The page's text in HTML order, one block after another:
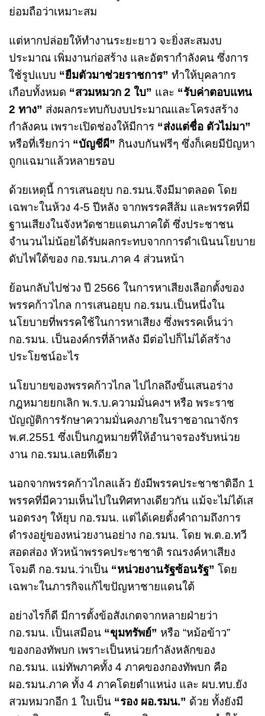
ย่อมถือว่าเหมาะสม
แต่หากปล่อยให้ทำงานระยะยาว จะยิ่งสะสมงบ
ประมาณ เพิ่มงานก่อสร้าง และอัตรากำลังคน ซึ่งการ
ใช้รูปแบบ “ยืมตัวมาช่วยราชการ” ทำให้บุคลากร
เกือบทั้งหมด “สวมหมวก 2 ใบ” และ “รับค่าตอบแทน
2 ทาง” ส่งผลกระทบกับงบประมาณและโครงสร้าง
กำลังคน เพราะเปิดช่องให้มีการ “ส่งแต่ชื่อ ตัวไม่มา”
หรือที่เรียกว่า “บัญชีผี” กินงบกันฟรีๆ ซึ่งก็เคยมีปัญหา
ถูกแฉมาแล้วหลายรอบ
ด้วยเหตุนี้ การเสนอยุบ กอ.รมน.จึงมีมาตลอด โดย
เฉพาะในห้วง 4-5 ปีหลัง จากพรรคสีส้ม และพรรคที่มี
ฐานเสียงในจังหวัดชายแดนภาคใต้ ซึ่งประชาชน
จำนวนไม่น้อยได้รับผลกระทบจากการดำเนินนโยบาย
ดับไฟใต้ของ กอ.รมน.ภาค 4 ส่วนหน้า
ย้อนกลับไปช่วง ปี 2566 ในการหาเสียงเลือกตั้งของ
พรรคก้าวไกล การเสนอยุบ กอ.รมน.เป็นหนึ่งใน
นโยบายที่พรรคใช้ในการหาเสียง ซึ่งพรรคเห็นว่า
กอ.รมน. เป็นองค์กรที่ล้าหลัง มีต่อไปก็ไม่ได้สร้าง
ประโยชน์อะไร
นโยบายของพรรคก้าวไกล ไปไกลถึงขั้นเสนอร่าง
กฎหมายยกเลิก พ.ร.บ.ความมั่นคงฯ หรือ พระราช
บัญญัติการรักษาความมั่นคงภายในราชอาณาจักร
พ.ศ.2551 ซึ่งเป็นกฎหมายที่ให้อำนาจรองรับหน่วย
งาน กอ.รมน.เลยทีเดียว
นอกจากพรรคก้าวไกลแล้ว ยังมีพรรคประชาชาติอีก 1
พรรคที่มีความเห็นไปในทิศทางเดียวกัน แม้จะไม่ได้เส
นอตรงๆ ให้ยุบ กอ.รมน. แต่ได้เคยตั้งคำถามถึงการ
ดำรงอยู่ของหน่วยงานอย่าง กอ.รมน. โดย พ.ต.อ.ทวี
สอดส่อง หัวหน้าพรรคประชาชาติ รณรงค์หาเสียง
โจมตี กอ.รมน.ว่าเป็น “หน่วยงานรัฐซ้อนรัฐ” โดย
เฉพาะในภารกิจแก้ไขปัญหาชายแดนใต้
อย่างไรก็ดี มีการตั้งข้อสังเกตจากหลายฝ่ายว่า
กอ.รมน. เป็นเสมือน “ขุมทรัพย์” หรือ “หม้อข้าว”
ของกองทัพบก เพราะเป็นหน่วยกำลังหลักของ
กอ.รมน. แม่ทัพภาคทั้ง 4 ภาคของกองทัพบก คือ
ผอ.รมน.ภาค ทั้ง 4 ภาคโดยตำแหน่ง และ ผบ.ทบ.ยัง
สวมหมวกอีก 1 ใบเป็น “รอง ผอ.รมน.” ด้วย ทั้งยังมี